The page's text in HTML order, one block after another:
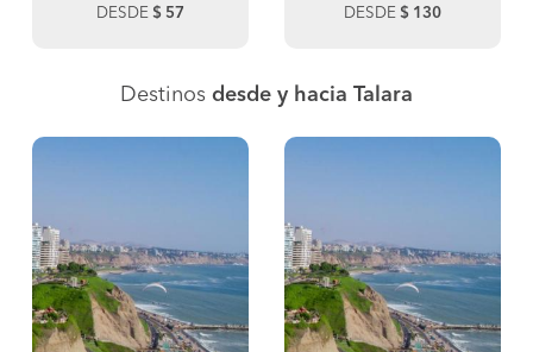
DESDE $ 57
DESDE $ 130
Destinos desde y hacia Talara